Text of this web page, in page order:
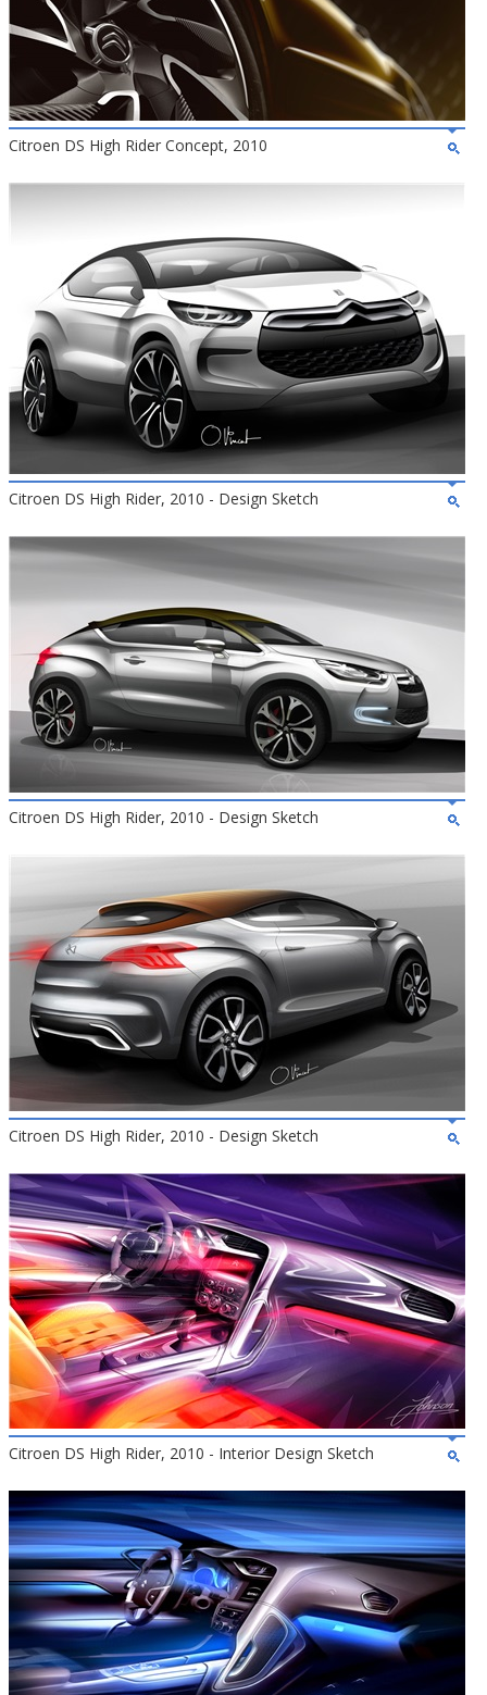
Citroen DS High Rider Concept, 2010
Citroen DS High Rider, 2010 - Design Sketch
Citroen DS High Rider, 2010 - Design Sketch
Citroen DS High Rider, 2010 - Design Sketch
Citroen DS High Rider, 2010 - Interior Design Sketch